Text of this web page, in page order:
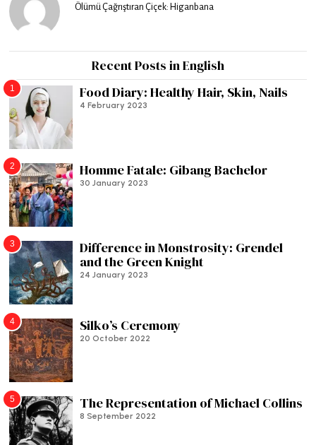
Ölümü Çağrıştıran Çiçek: Higanbana
Recent Posts in English
1 Food Diary: Healthy Hair, Skin, Nails
4 February 2023
2 Homme Fatale: Gibang Bachelor
30 January 2023
3
Difference in Monstrosity: Grendel
and the Green Knight
24 January 2023
4 Silko’s Ceremony
20 October 2022
5 The Representation of Michael Collins
8 September 2022